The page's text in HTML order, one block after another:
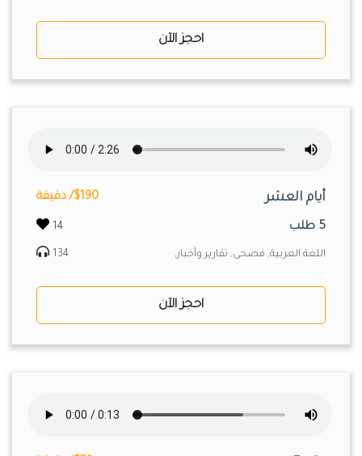
احجز الآن
أيام العشر $190/ دقيقة
5 طلب 14
اللغة العربية, فصحى, تقارير وأخبار, 134
احجز الآن